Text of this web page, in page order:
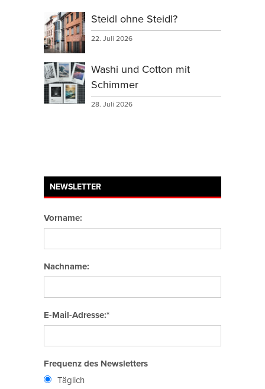
Steidl ohne Steidl?
22. Juli 2026
Washi und Cotton mit
Schimmer
28. Juli 2026
NEWSLETTER
Vorname:
Nachname:
E-Mail-Adresse:*
Frequenz des Newsletters
Täglich